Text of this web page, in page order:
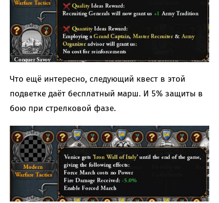
Что ещё интересно, следующий квест в этой
подветке даёт бесплатный марш. И 5% защиты в
бою при стрелковой фазе.